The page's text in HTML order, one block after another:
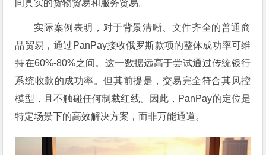
间真实的货物贸易和服务贸易。
实际案例表明，对于背景清晰、文件齐全的普通商
品贸易，通过PanPay接收俄罗斯款项的整体成功率可维
持在60%-80%之间。这一数据远高于尝试通过传统银行
系统收款的成功率。但其前提是，交易完全符合其风控
模型，且不触碰任何制裁红线。因此，PanPay的定位是
特定场景下的高效解决方案，而非万能通道。